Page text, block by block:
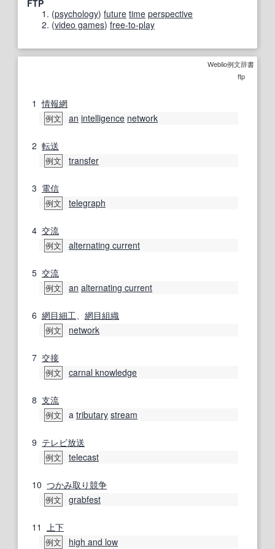
FTP
(psychology) future time perspective
(video games) free-to-play
Weblio例文辞書
ftp
1 情報網
例文 an intelligence network
2 転送
例文 transfer
3 電信
例文 telegraph
4 交流
例文 alternating current
5 交流
例文 an alternating current
6 網目細工、 網目組織
例文 network
7 交接
例文 carnal knowledge
8 支流
例文 a tributary stream
9 テレビ放送
例文 telecast
10 つかみ取り競争
例文 grabfest
11 上下
例文 high and low